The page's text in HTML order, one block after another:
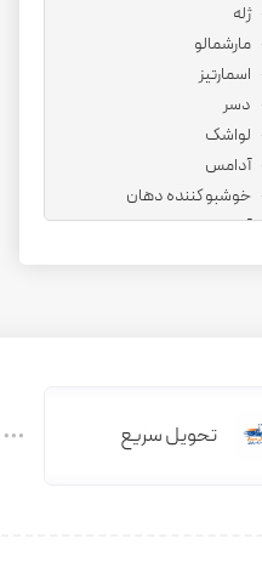
ژله
مارشمالو
اسمارتیز
دسر
لواشک
آدامس
خوشبو کننده دهان
آجیل
دانه قهوهتحویل سریع